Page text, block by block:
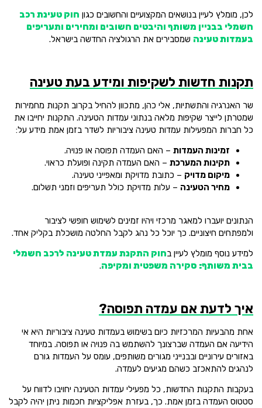
לכן, מומלץ לעיין בנושאים המקצועיים והחשובים כגון חוק טעינת רכב
חשמלי בבניין משותף והיבטים חשובים ומחירים ותעריפים
בעמדות טעינה שמסבירים את הרגולציה החדשה בישראל.
תקנות חדשות לשקיפות ומידע בעת טעינה
שר האנרגיה והתשתיות, אלי כהן, מתכוון להחיל בקרוב תקנות מחמירות
שמטרתן לייצר שקיפות מלאה בנתוני עמדות הטעינה. התקנות יחייבו את
כל חברות המפעילות עמדות טעינה ציבוריות לשדר בזמן אמת מידע על:
זמינות העמדות – האם העמדה תפוסה או פנויה.
תקינות המערכת – האם העמדה תקינה ופועלת כראוי.
מיקום מדויק – כתובת מדויקת ומאפייני טעינה.
מחיר הטעינה – עלות מדויקת כולל תעריפים וזמני תשלום.
הנתונים יועברו למאגר מרכזי ויהיו זמינים לשימוש חופשי לציבור
ולמפתחים חיצוניים. כך יוכל כל נהג לקבל החלטה מושכלת בקליק אחד.
למידע נוסף מומלץ לעיין בחוק התקנת עמדת טעינה לרכב חשמלי
בבית משותף: סקירה משפטית ומקיפה.
איך לדעת אם עמדה תפוסה?
אחת מהבעיות המרכזיות כיום בשימוש בעמדות טעינה ציבוריות היא אי
הידיעה אם העמדה שברצונך להשתמש בה פנויה או תפוסה. במיוחד
באזורים עירוניים ובבנייני מגורים משותפים, עומס על העמדות גורם
לנהגים להתאכזב כשהם מגיעים לעמדה.
בעקבות התקנות החדשות, כל מפעילי עמדות הטעינה יחויבו לדווח על
סטטוס העמדה בזמן אמת. כך, בעזרת אפליקציות חכמות ניתן יהיה לקבל